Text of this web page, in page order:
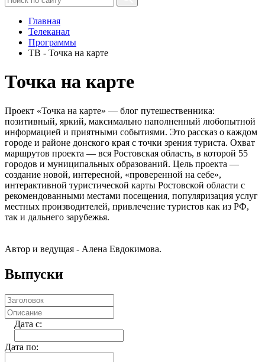
Главная
Телеканал
Программы
ТВ - Точка на карте
Точка на карте
Проект «Точка на карте» — блог путешественника:
позитивный, яркий, максимально наполненный любопытной
информацией и приятными событиями. Это рассказ о каждом
городе и районе донского края с точки зрения туриста. Охват
маршрутов проекта — вся Ростовская область, в которой 55
городов и муниципальных образований. Цель проекта —
создание новой, интересной, «проверенной на себе»,
интерактивной туристической карты Ростовской области с
рекомендованными местами посещения, популяризация услуг
местных производителей, привлечение туристов как из РФ,
так и дальнего зарубежья.
Автор и ведущая - Алена Евдокимова.
Выпуски
Дата c:
Дата по: